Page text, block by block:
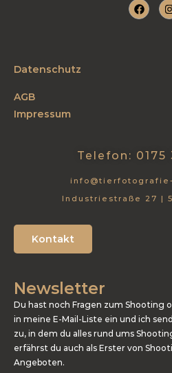
Datenschutz
AGB
Impressum
Telefon: 0175
Industriestraße 27 |
Kontakt
Newsletter
Du hast noch Fragen zum Shooting
in meine E-Mail-Liste ein und ich
zu, in dem du alles rund ums
erfährst du auch als Erster von
Angeboten.